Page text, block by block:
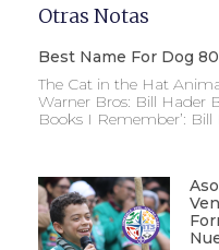
Otras Notas
Best Name For Dog 80
The Cat in the Hat
Warner Bros: Bill Hader
Books I Remember’: Bill